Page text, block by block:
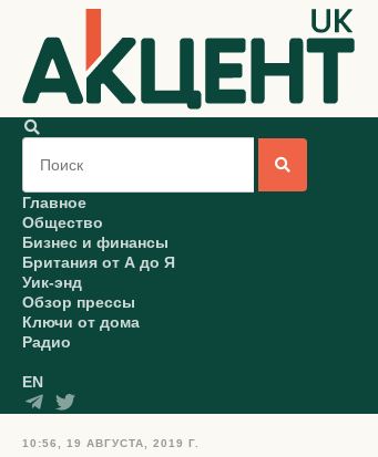
Главное
Общество
Бизнес и финансы
Британия от А до Я
Уик-энд
Обзор прессы
Ключи от дома
Радио
EN
10:56, 19 АВГУСТА, 2019 Г.